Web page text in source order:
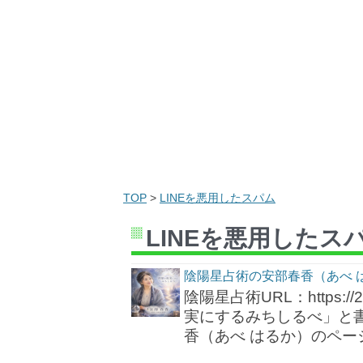
TOP > LINEを悪用したスパム
LINEを悪用したス
陰陽星占術の安部春香（あべ
陰陽星占術URL：
実にするみちしるべ」と
香（あべ はるか）のペー